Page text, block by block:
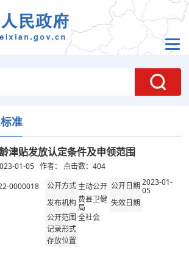
准
津贴发放认定条件及申领范围
01-05 作者： 点击数：404
0000018 公开方式 主动公开 公开日期2023-01-
05
发布机构费县卫健
局
失效日期
公开范围全社会
记录形式
存放位置